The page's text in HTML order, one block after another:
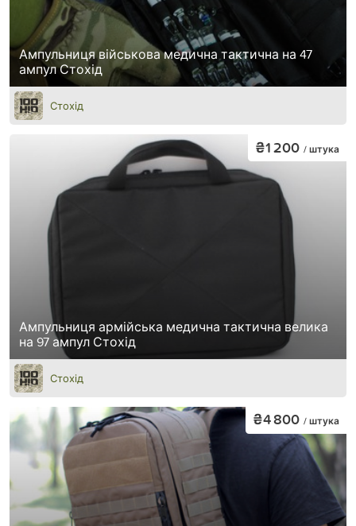
Ампульниця військова медична тактична на 47
ампул Стохід
Стохід
Ампульниця армійська медична тактична велика
на 97 ампул Стохід
₴1 200 / штука
Стохід
₴4 800 / штука